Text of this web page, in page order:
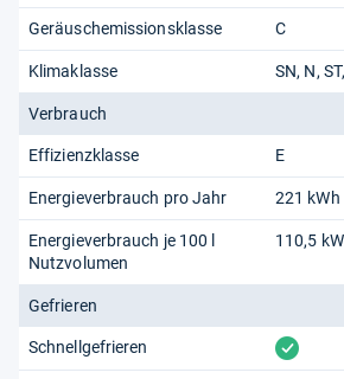
Geräuschemissionsklasse C
Klimaklasse SN N ST
Verbrauch
Effizienzklasse E
Energieverbrauch pro Jahr 221 kWh
Energieverbrauch je 100 l
Nutzvolumen
110,5
Gefrieren
Schnellgefrieren vorhanden